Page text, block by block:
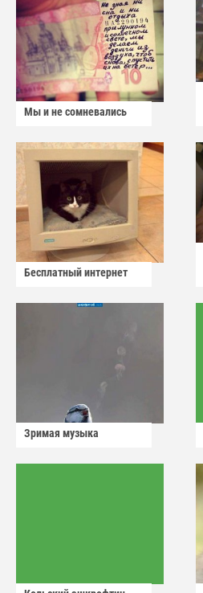
Мы и не сомневались
Бесплатный интернет
Зримая музыка